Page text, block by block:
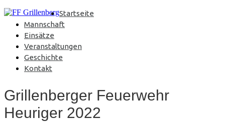
Startseite
Mannschaft
Einsätze
Veranstaltungen
Geschichte
Kontakt
Grillenberger Feuerwehr
Heuriger 2022